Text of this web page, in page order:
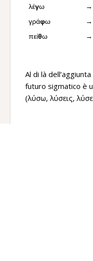
λέγω →
γράφω →
πείθω →
Al di là
futuro sigmatico è
(λύσω, λύσεις,